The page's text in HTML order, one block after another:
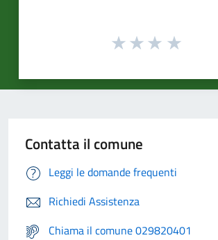
Contatta il comune
Leggi le domande frequenti
Richiedi Assistenza
Chiama il comune 029820401